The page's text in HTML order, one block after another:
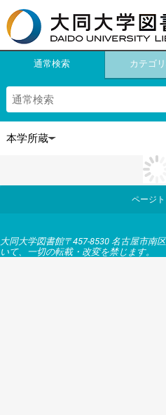
通常検索 カテゴ
ページ
大同大学図書館〒457-8530 名古屋市
いて、一切の転載・改変を禁じます。